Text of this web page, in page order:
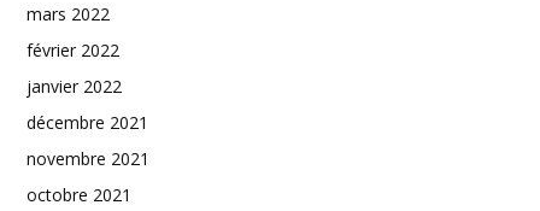
mars 2022
février 2022
janvier 2022
décembre 2021
novembre 2021
octobre 2021